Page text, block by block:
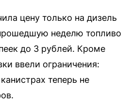
цену только на дизель
неделю топливо
до 3 рублей. Кроме
ввели ограничения:
теперь не